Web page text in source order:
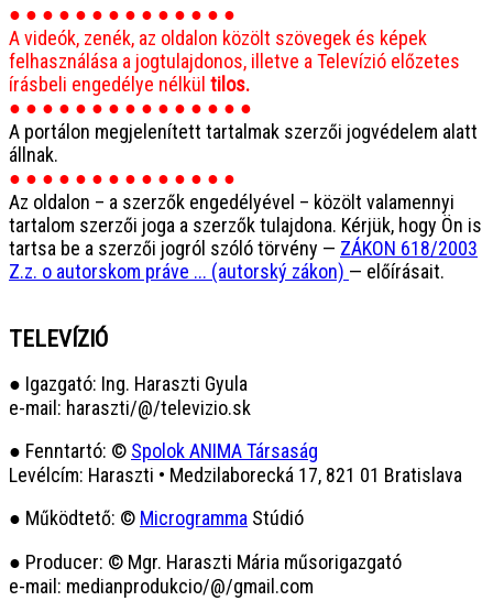
● ● ● ● ● ● ● ● ● ● ● ● ● ●
A videók, zenék, az oldalon közölt szövegek és képek
felhasználása a jogtulajdonos, illetve a Televízió előzetes
írásbeli engedélye nélkül tilos.
● ● ● ● ● ● ● ● ● ● ● ● ● ● ●
A portálon megjelenített tartalmak szerzői jogvédelem alatt
állnak.
● ● ● ● ● ● ● ● ● ● ● ● ● ●
Az oldalon – a szerzők engedélyével – közölt valamennyi
tartalom szerzői joga a szerzők tulajdona. Kérjük, hogy Ön is
tartsa be a szerzői jogról szóló törvény — ZÁKON 618/2003
Z.z. o autorskom práve ... (autorský zákon) — előírásait.
TELEVÍZIÓ
● Igazgató: Ing. Haraszti Gyula
e-mail: haraszti/@/televizio.sk
● Fenntartó: © Spolok ANIMA Társaság
Levélcím: Haraszti • Medzilaborecká 17, 821 01 Bratislava
● Működtető: © Microgramma Stúdió
● Producer: © Mgr. Haraszti Mária műsorigazgató
e-mail: medianprodukcio/@/gmail.com